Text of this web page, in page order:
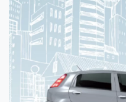
Contato
WhatsApp:
(11)
96335-